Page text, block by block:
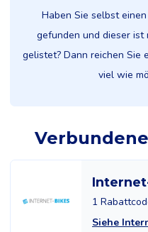
Haben Sie selbst
gefunden und dieser ist
gelistet? Dann reichen Sie
viel wie
1
Siehe